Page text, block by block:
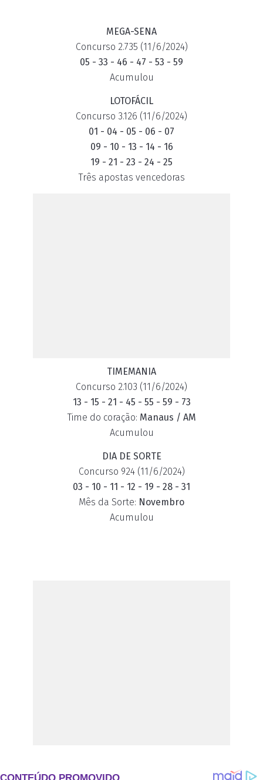
MEGA-SENA
Concurso 2.735 (11/6/2024)
05 - 33 - 46 - 47 - 53 - 59
Acumulou
LOTOFÁCIL
Concurso 3.126 (11/6/2024)
01 - 04 - 05 - 06 - 07
09 - 10 - 13 - 14 - 16
19 - 21 - 23 - 24 - 25
Três apostas vencedoras
TIMEMANIA
Concurso 2.103 (11/6/2024)
13 - 15 - 21 - 45 - 55 - 59 - 73
Time do coração: Manaus / AM
Acumulou
DIA DE SORTE
Concurso 924 (11/6/2024)
03 - 10 - 11 - 12 - 19 - 28 - 31
Mês da Sorte: Novembro
Acumulou